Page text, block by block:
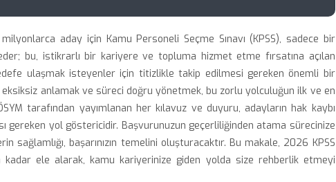
aday için Kamu Personeli Seçme Sınavı (KPSS), sadece bir
bu, istikrarlı bir kariyere ve topluma hizmet etme fırsatına açılan
ulaşmak isteyenler için titizlikle takip edilmesi gereken önemli bir
eksiksiz anlamak ve süreci doğru yönetmek, bu zorlu yolculuğun ilk ve en
tarafından yayımlanan her kılavuz ve duyuru, adayların hak kaybı
gereken yol göstericidir. Başvurunuzun geçerliliğinden atama sürecinize
sağlamlığı, başarınızın temelini oluşturacaktır. Bu makale, 2026 KPSS
kadar ele alarak, kamu kariyerinize giden yolda size rehberlik etmeyi